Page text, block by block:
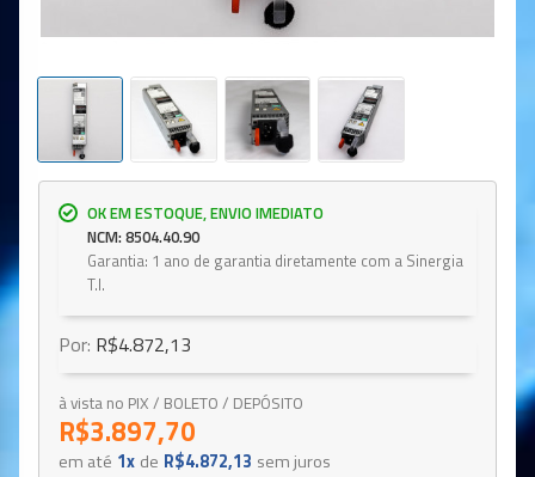
OK EM ESTOQUE, ENVIO IMEDIATO
NCM: 8504.40.90
Garantia: 1 ano de garantia diretamente com a Sinergia
T.I.
Por: R$4.872,13
à vista no PIX / BOLETO / DEPÓSITO
R$3.897,70
em até 1x de R$4.872,13 sem juros